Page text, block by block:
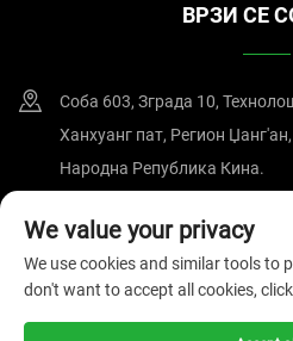
ВРЗИ СЕ
Соба 603, Зграда 10,
Ханхуанг пат, Регион
Народна Република Кина.
+86-15607122519
[email protected]
We value your privacy
We use cookies and similar tools to
don't want to accept all cookies,